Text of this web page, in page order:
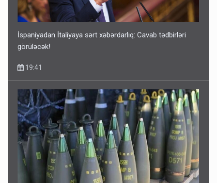
İspaniyadan İtaliyaya sərt xəbərdarlıq: Cavab tədbirləri
görüləcək!
19:41